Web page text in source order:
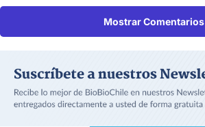
Mostrar Comentarios